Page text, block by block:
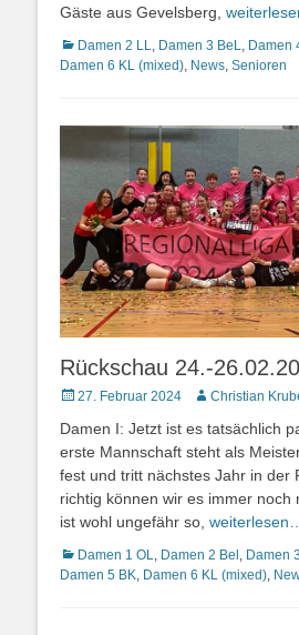
Gäste aus Gevelsberg,
Kategorien
Damen 2 LL, Damen 3 BeL, Damen
Damen 6 KL (mixed), News, Senioren
Rückschau 24.-
Posted27. Februar 2024 AutorChristian
Damen I: Jetzt ist es tatsächlich
erste Mannschaft steht als
fest und tritt nächstes Jahr in der
richtig können wir es immer noch
ist wohl ungefähr so,
Kategorien
Damen 1 OL, Damen 2 Bel , Damen
Damen 5 BK, Damen 6 KL (mixed),